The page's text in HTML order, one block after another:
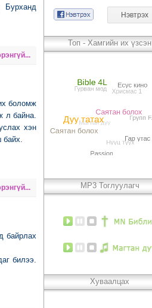
Бурханд
боломж
л байна.
хэн
байх.
байрлах
билээ.
Топ - Хамгийн их үзсэн
MP3 Тоглуулагч
Хуваалцах